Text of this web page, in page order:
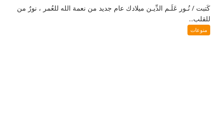
كَتبت / نُـور عَلَـم الدِّيـن ميلادك عام جديد من نعمة الله للعُمر ، نورٌ من
للقلب...
منوعات